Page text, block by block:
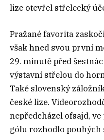
lize otevřel střelecký
Pražané favorita
však hned svou první
29. minutě před
výstavní střelou do
Také slovenský
české lize.
nepředcházel ofsajd,
gólu rozhodlo pouhých